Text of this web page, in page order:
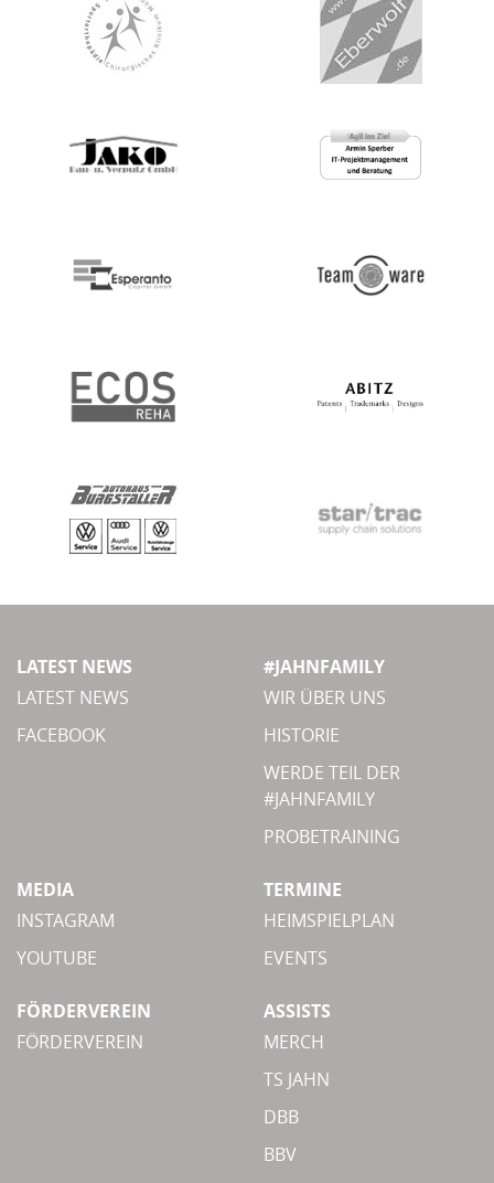
LATEST NEWS
LATEST NEWS
FACEBOOK
#JAHNFAMILY
WIR ÜBER UNS
HISTORIE
WERDE TEIL DER
#JAHNFAMILY
PROBETRAINING
MEDIA
INSTAGRAM
YOUTUBE
TERMINE
HEIMSPIELPLAN
EVENTS
FÖRDERVEREIN
FÖRDERVEREIN
ASSISTS
MERCH
TS JAHN
DBB
BBV